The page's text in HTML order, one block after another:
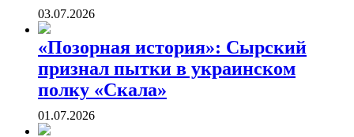
03.07.2026
«Позорная история»: Сырский
признал пытки в украинском
полку «Скала»
01.07.2026